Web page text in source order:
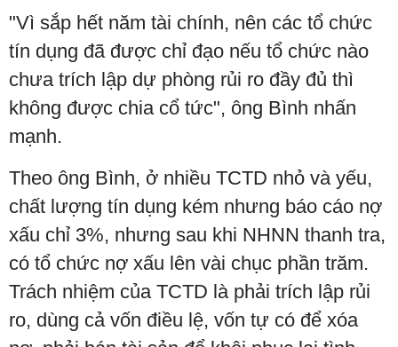
"Vì sắp hết năm tài chính, nên các tổ chức
tín dụng đã được chỉ đạo nếu tổ chức nào
chưa trích lập dự phòng rủi ro đầy đủ thì
không được chia cổ tức", ông Bình nhấn
mạnh.
Theo ông Bình, ở nhiều TCTD nhỏ và yếu,
chất lượng tín dụng kém nhưng báo cáo nợ
xấu chỉ 3%, nhưng sau khi NHNN thanh tra,
có tổ chức nợ xấu lên vài chục phần trăm.
Trách nhiệm của TCTD là phải trích lập rủi
ro, dùng cả vốn điều lệ, vốn tự có để xóa